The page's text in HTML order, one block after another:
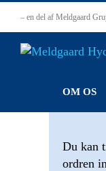
content
– en del af Meldgaard
OM OS
Du kan
ordren